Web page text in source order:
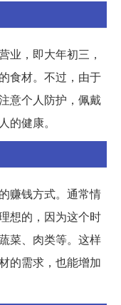
业，即大年初三，
食材。不过，由于
意个人防护，佩戴
的健康。
赚钱方式。通常情
想的，因为这个时
菜、肉类等。这样
的需求，也能增加